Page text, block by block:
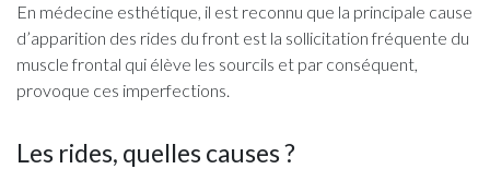
En médecine esthétique, il est reconnu que la principale cause
d’apparition des rides du front est la sollicitation fréquente du
muscle frontal qui élève les sourcils et par conséquent,
provoque ces imperfections.
Les rides, quelles causes ?